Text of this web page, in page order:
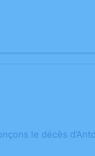
le décès